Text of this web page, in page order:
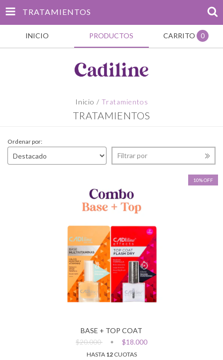
TRATAMIENTOS
INICIO PRODUCTOS CARRITO 0
Inicio / Tratamientos
TRATAMIENTOS
Ordenar por:
Filtrar por
10% OFF
BASE + TOP COAT
$20.000
$18.000
HASTA 12CUOTAS